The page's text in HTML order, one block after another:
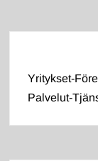
Yritykset-
Palvelut-